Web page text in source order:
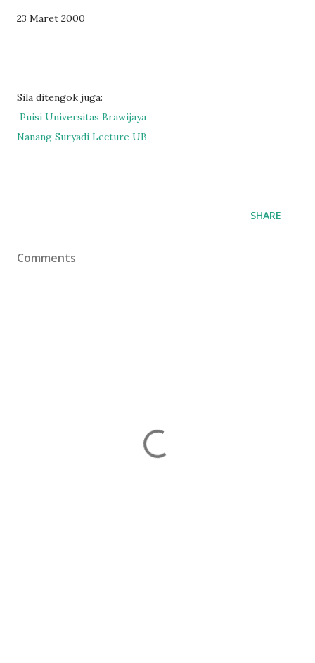
23 Maret 2000
Sila ditengok juga:
Puisi Universitas Brawijaya
Nanang Suryadi Lecture UB
SHARE
Comments